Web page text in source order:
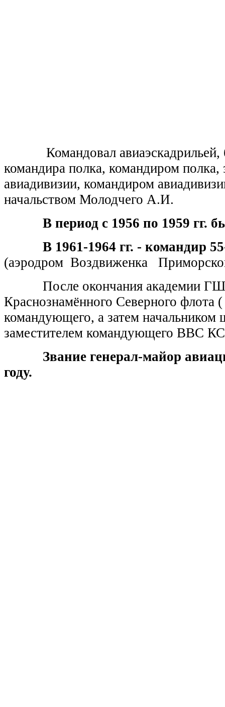
Командовал авиаэскадрильей,
командира полка, командиром полка,
авиадивизии, командиром
начальством Молодчего А.И.
В период с 1956 по 1959 гг.
В 1961-1964 гг. - командир
(аэродром Воздвиженка
После окончания академии ГШ,
Краснознамённого Северного флота
командующего, а затем начальником
заместителем командующего ВВС
Звание генерал-майор
году.